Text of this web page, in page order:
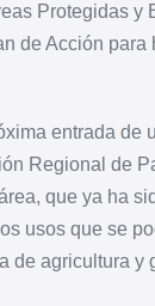
Protegidas
de Acción
entrada
Regional de
que ya ha
usos que se
de agricultura